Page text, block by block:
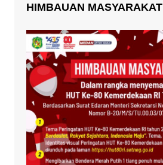
HIMBAUAN MASYARAKAT